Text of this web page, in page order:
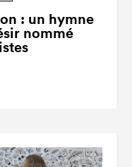
: un hymne
nommé